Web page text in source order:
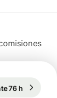
76 h